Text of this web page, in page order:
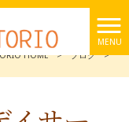
MENU
HOME
> ブログ
>